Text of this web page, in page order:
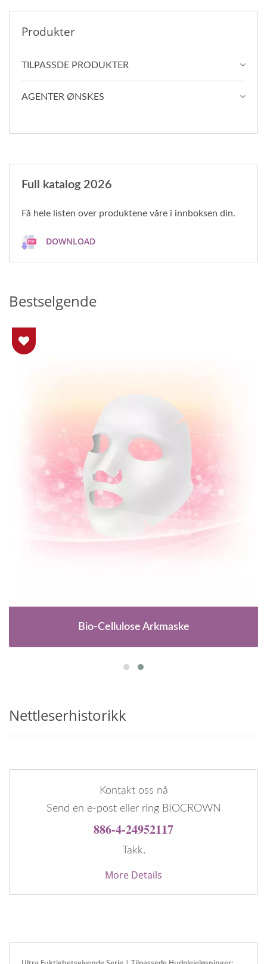
Produkter
TILPASSDE PRODUKTER
AGENTER ØNSKES
Full katalog 2026
Få hele listen over produktene våre i innboksen din.
DOWNLOAD
Bestselgende
Bio-Cellulose Arkmaske
Nettleserhistorikk
Kontakt oss nå
Send en e-post eller ring BIOCROWN
886-4-24952117
Takk.
More Details